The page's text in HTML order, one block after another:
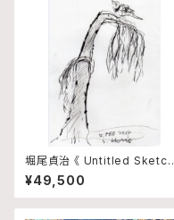
堀尾貞治 《 Untitled Sketch
3 》
¥49,500